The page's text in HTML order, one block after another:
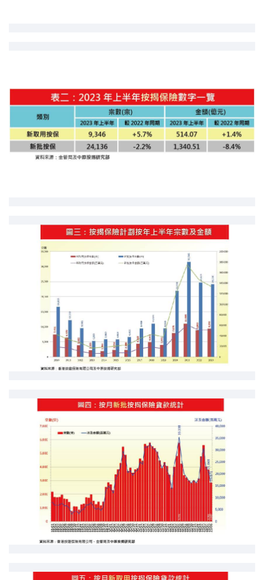
免費物業估價
下載中心
按揭全面睇
實時銀行資訊
裝修·保險優惠
免費裝修轉介服務
裝修設計專欄
火險、家居、寵物保險